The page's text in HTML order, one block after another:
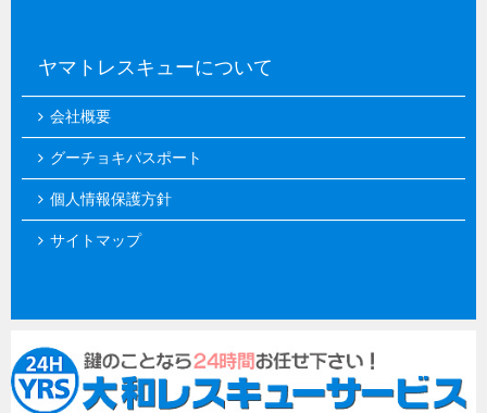
ヤマトレスキューについて
会社概要
グーチョキパスポート
個人情報保護方針
サイトマップ